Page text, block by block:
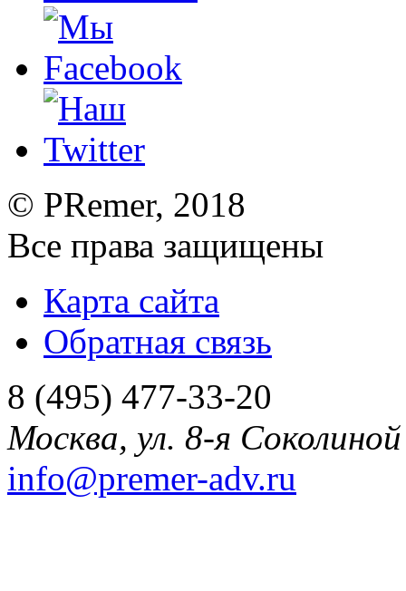
© PRemer, 2018
Все права защищены
Карта сайта
Обратная связь
8 (495) 477-33-20
Москва, ул. 8-я
info@premer-adv.ru